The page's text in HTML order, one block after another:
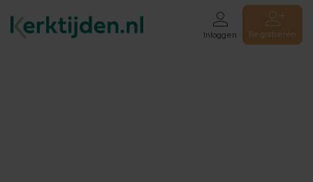
Inloggen Registreren